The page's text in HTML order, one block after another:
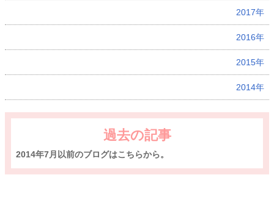
2017年
2016年
2015年
2014年
過去の記事
2014年7月以前のブログはこちらから。